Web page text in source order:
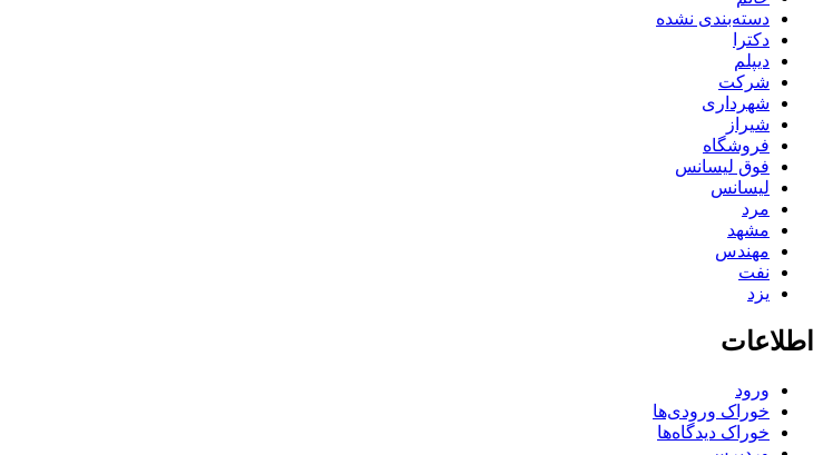
دسته‌بندی نشده
دکترا
دیپلم
شرکت
شهرداری
شیراز
فروشگاه
فوق لیسانس
لیسانس
مرد
مشهد
مهندس
نفت
یزد
اطلاعات
ورود
خوراک ورودی‌ها
خوراک دیدگاه‌ها